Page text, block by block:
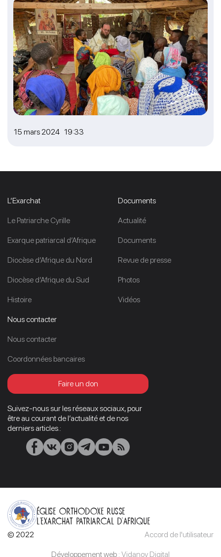
15 mars 2024 19:33
L’Exarchat
Le Patriarche Cyrille
Exarque patriarcal d’Afrique
Diocèse d’Afrique du Nord
Diocèse d’Afrique du Sud
Histoire
Documents
Actualité
Documents
Revue de presse
Photos
Vidéos
Nous contacter
Nous contacter
Coordonnées bancaires
Faire un don
Suivez-nous sur les réseaux sociaux, pour
être au courant de l’actualité et de nos
derniers articles.:
Église orthodoxe russe
L’Exarchat patriarcal d’Afrique
© 2022 Accord de l'utilisateur
Développement web : Vidanov Digital